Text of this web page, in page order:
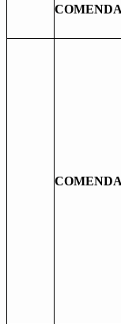
COMENDA
COMENDA